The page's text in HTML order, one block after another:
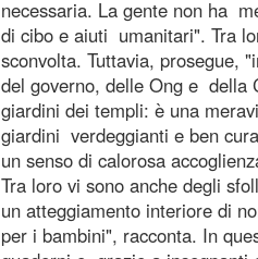
necessaria. La gente non ha
di cibo e aiuti umanitari". Tra
sconvolta. Tuttavia, prosegue,
del governo, delle Ong e della
giardini dei templi: è una
giardini verdeggianti e ben
un senso di calorosa
Tra loro vi sono anche degli
un atteggiamento interiore di
per i bambini", racconta. In